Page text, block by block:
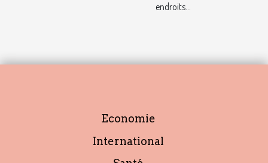
endroits...
Economie
International